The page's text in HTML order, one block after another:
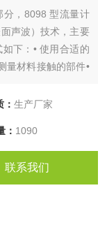
分，8098 型流量计
声波）技术，主要
下：• 使用合适的
量材料接触的部件•
操作简单等优势，
可以使用集成粘度
对设备无损伤。液
从其他过程值（密
生产厂家
1090
联系我们